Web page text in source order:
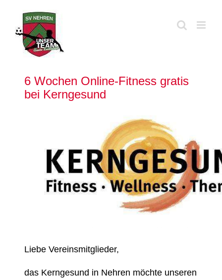
springen
6 Wochen Online-Fitness gratis
bei Kerngesund
Liebe Vereinsmitglieder,
das Kerngesund in Nehren möchte unseren